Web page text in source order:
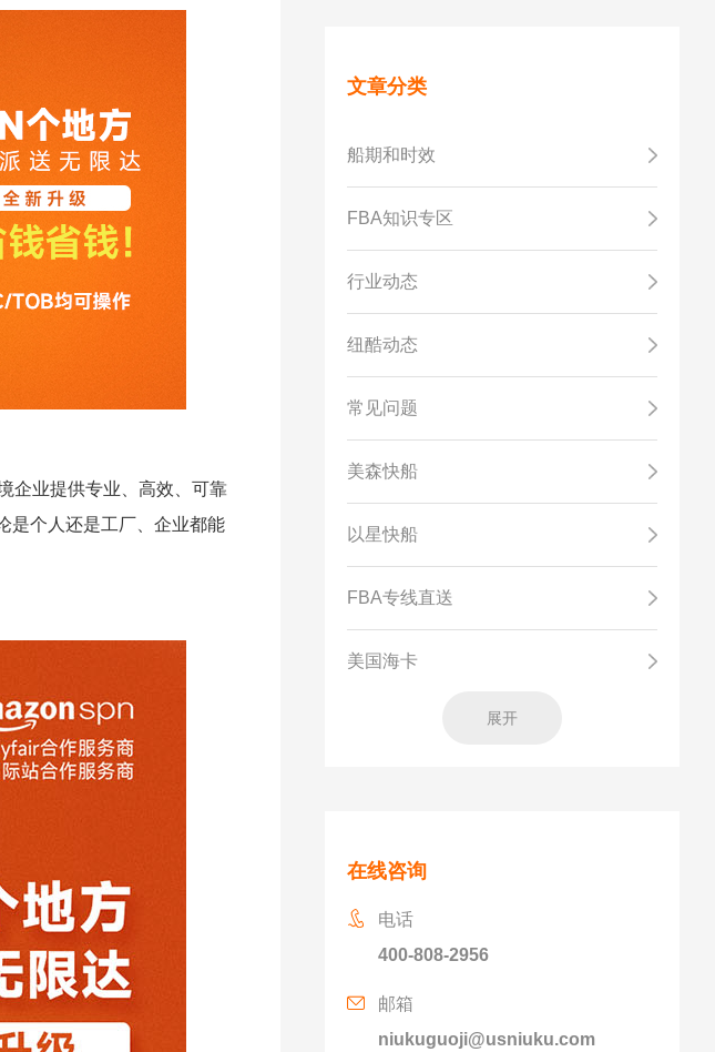
企业提供专业、高效、可靠
是个人还是工厂、企业都能
文章分类
船期和时效
FBA知识专区
行业动态
纽酷动态
常见问题
美森快船
以星快船
FBA专线直送
美国海卡
展开
在线咨询
电话
400-808-2956
邮箱
niukuguoji@usniuku.com